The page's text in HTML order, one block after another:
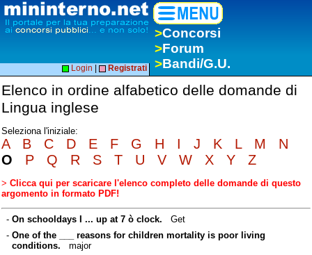
>Concorsi
>Forum
>Bandi/G.U.
Login Registrati
Elenco in ordine alfabetico delle domande di
Lingua inglese
Seleziona l'iniziale:
A B C D E F G H I J K L M
N
O
P Q R S T U V W X Y Z
> Clicca qui per scaricare l'elenco completo delle domande di questo
argomento in formato PDF!
- On schooldays I ... up at 7 ò clock. Get
- One of the ___ reasons for children mortality is poor living
conditions. major